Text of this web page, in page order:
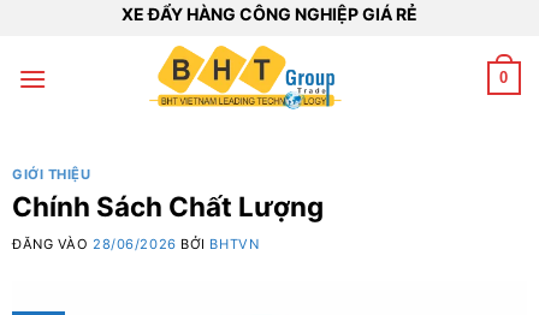
nội
XE ĐẨY HÀNG CÔNG NGHIỆP GIÁ RẺ
0
GIỚI THIỆU
Chính Sách Chất Lượng
ĐĂNG VÀO 28/06/2026 BỞI BHTVN